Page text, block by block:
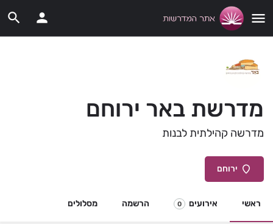
מדרשת באר ירוחם
מדרשה קהילתית לבנות
ירוחם
ראשי אירועים 0 הרשמה מסלולים